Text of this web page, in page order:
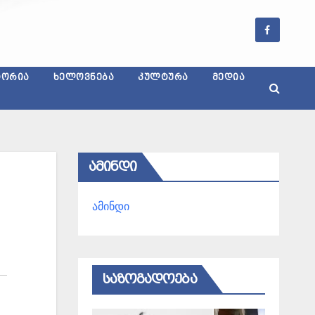
ᲮᲔᲚᲝᲕᲜᲔᲑᲐ ᲙᲣᲚᲢᲣᲠᲐ ᲛᲔᲓᲘᲐ
ᲐᲛᲘᲜᲓᲘ
ამინდი
ᲡᲐᲖᲝᲒᲐᲓᲝᲔᲑᲐ